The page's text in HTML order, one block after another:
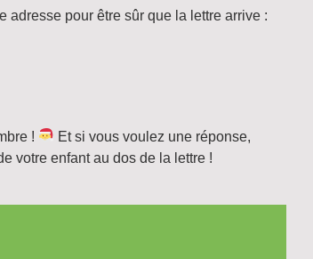
adresse pour être sûr que la lettre arrive :
!
Et si vous voulez une réponse,
votre enfant au dos de la lettre !